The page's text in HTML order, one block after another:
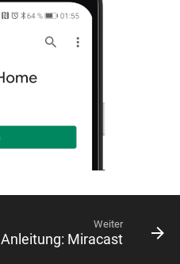
Weiter
Anleitung: Miracast